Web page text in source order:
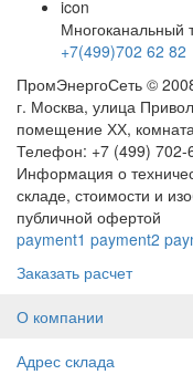
icon
Многоканальный
+7(499)702 62 82
ПромЭнергоСеть ©
г. Москва, улица
помещение ХХ,
Телефон: +7 (499) 702-
Информация о
складе, стоимости и
публичной офертой
payment1 payment2
Заказать расчет
О компании
Адрес склада